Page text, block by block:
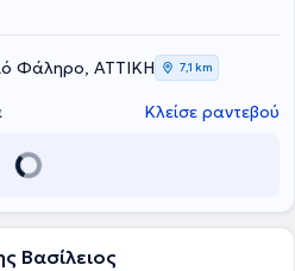
Φάληρο, ΑΤΤΙΚΗ 7,1 km
Κλείσε ραντεβού
Βασίλειος